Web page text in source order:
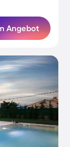
Angebot